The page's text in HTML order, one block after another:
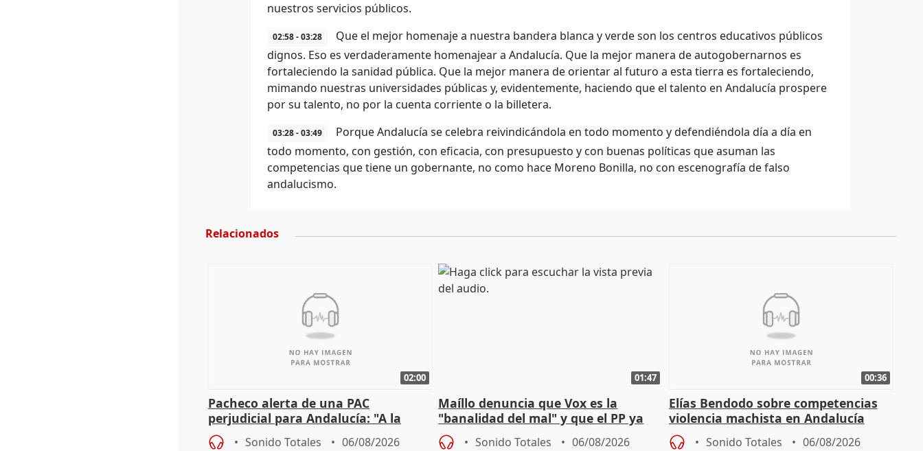
nuestros servicios públicos.
02:58 - 03:28
Que el mejor homenaje a nuestra bandera blanca y verde son los centros educativos públicos
dignos. Eso es verdaderamente homenajear a Andalucía. Que la mejor manera de autogobernarnos es
fortaleciendo la sanidad pública. Que la mejor manera de orientar al futuro a esta tierra es fortaleciendo,
mimando nuestras universidades públicas y, evidentemente, haciendo que el talento en Andalucía prospere
por su talento, no por la cuenta corriente o la billetera.
03:28 - 03:49
Porque Andalucía se celebra reivindicándola en todo momento y defendiéndola día a día en
todo momento, con gestión, con eficacia, con presupuesto y con buenas políticas que asuman las
competencias que tiene un gobernante, no como hace Moreno Bonilla, no con escenografía de falso
andalucismo.
Relacionados
02:00
Pacheco alerta de una PAC
perjudicial para Andalucía: "A la
agricultura hay que protegerla"
Sonido Totales 06/08/2026
01:47
Maíllo denuncia que Vox es la
"banalidad del mal" y que el PP ya
asume todas sus tesis
Sonido Totales 06/08/2026
00:36
Elías Bendodo sobre competencias
violencia machista en Andalucía
Sonido Totales 06/08/2026